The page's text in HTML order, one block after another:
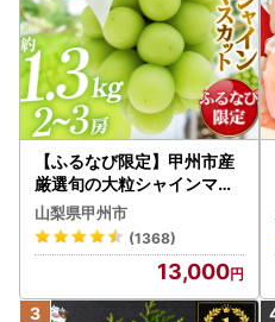
【ふるなび限定】甲州市産
厳選旬の大粒シャインマス
カット 約1.3kg 2～3房【2
026年発送】（MG）B12-
472 FN-Limited-VO シャ
インマスカット フルーツ
山梨県甲州市
(1368)
13,000